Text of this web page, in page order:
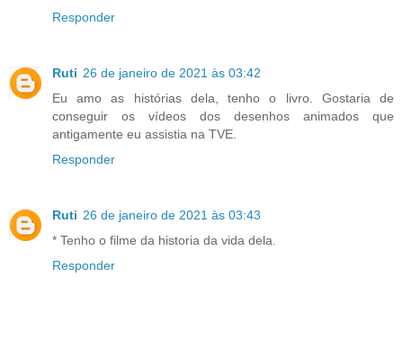
Responder
Ruti 26 de janeiro de 2021 às 03:42
Eu amo as histórias dela, tenho o livro. Gostaria de
conseguir os vídeos dos desenhos animados que
antigamente eu assistia na TVE.
Responder
Ruti 26 de janeiro de 2021 às 03:43
* Tenho o filme da historia da vida dela.
Responder